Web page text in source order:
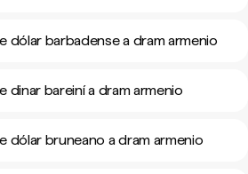
dólar barbadense a dram armenio
dinar bareiní a dram armenio
dólar bruneano a dram armenio